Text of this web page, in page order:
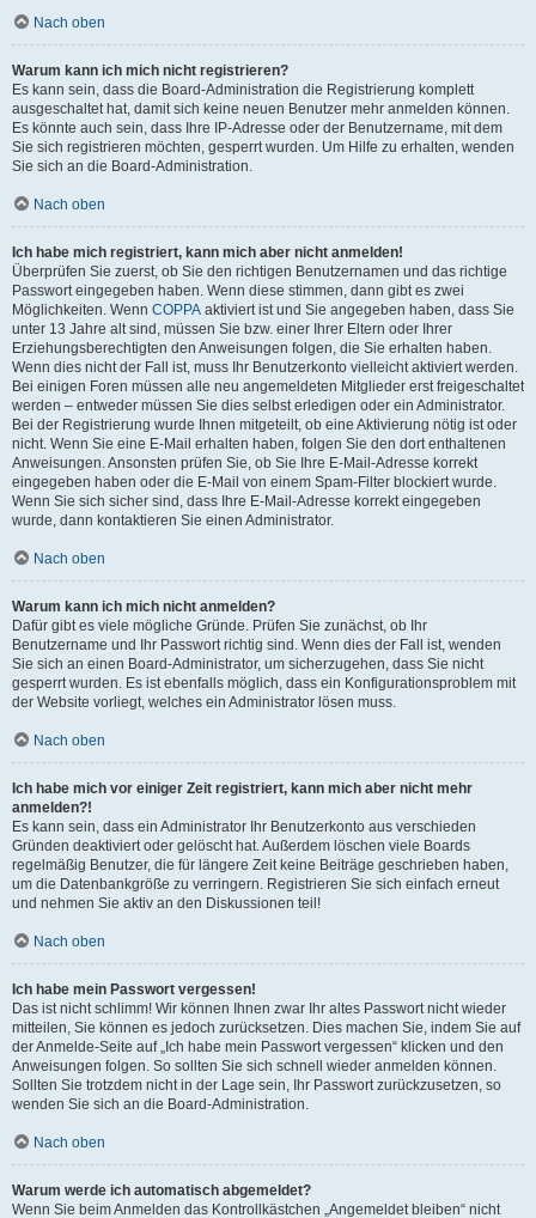
Nach oben
Warum kann ich mich nicht registrieren?
Es kann sein, dass die Board-Administration die Registrierung komplett
ausgeschaltet hat, damit sich keine neuen Benutzer mehr anmelden können.
Es könnte auch sein, dass Ihre IP-Adresse oder der Benutzername, mit dem
Sie sich registrieren möchten, gesperrt wurden. Um Hilfe zu erhalten, wenden
Sie sich an die Board-Administration.
Nach oben
Ich habe mich registriert, kann mich aber nicht anmelden!
Überprüfen Sie zuerst, ob Sie den richtigen Benutzernamen und das richtige
Passwort eingegeben haben. Wenn diese stimmen, dann gibt es zwei
Möglichkeiten. Wenn COPPA aktiviert ist und Sie angegeben haben, dass Sie
unter 13 Jahre alt sind, müssen Sie bzw. einer Ihrer Eltern oder Ihrer
Erziehungsberechtigten den Anweisungen folgen, die Sie erhalten haben.
Wenn dies nicht der Fall ist, muss Ihr Benutzerkonto vielleicht aktiviert werden.
Bei einigen Foren müssen alle neu angemeldeten Mitglieder erst freigeschaltet
werden – entweder müssen Sie dies selbst erledigen oder ein Administrator.
Bei der Registrierung wurde Ihnen mitgeteilt, ob eine Aktivierung nötig ist oder
nicht. Wenn Sie eine E-Mail erhalten haben, folgen Sie den dort enthaltenen
Anweisungen. Ansonsten prüfen Sie, ob Sie Ihre E-Mail-Adresse korrekt
eingegeben haben oder die E-Mail von einem Spam-Filter blockiert wurde.
Wenn Sie sich sicher sind, dass Ihre E-Mail-Adresse korrekt eingegeben
wurde, dann kontaktieren Sie einen Administrator.
Nach oben
Warum kann ich mich nicht anmelden?
Dafür gibt es viele mögliche Gründe. Prüfen Sie zunächst, ob Ihr
Benutzername und Ihr Passwort richtig sind. Wenn dies der Fall ist, wenden
Sie sich an einen Board-Administrator, um sicherzugehen, dass Sie nicht
gesperrt wurden. Es ist ebenfalls möglich, dass ein Konfigurationsproblem mit
der Website vorliegt, welches ein Administrator lösen muss.
Nach oben
Ich habe mich vor einiger Zeit registriert, kann mich aber nicht mehr
anmelden?!
Es kann sein, dass ein Administrator Ihr Benutzerkonto aus verschieden
Gründen deaktiviert oder gelöscht hat. Außerdem löschen viele Boards
regelmäßig Benutzer, die für längere Zeit keine Beiträge geschrieben haben,
um die Datenbankgröße zu verringern. Registrieren Sie sich einfach erneut
und nehmen Sie aktiv an den Diskussionen teil!
Nach oben
Ich habe mein Passwort vergessen!
Das ist nicht schlimm! Wir können Ihnen zwar Ihr altes Passwort nicht wieder
mitteilen, Sie können es jedoch zurücksetzen. Dies machen Sie, indem Sie auf
der Anmelde-Seite auf „Ich habe mein Passwort vergessen“ klicken und den
Anweisungen folgen. So sollten Sie sich schnell wieder anmelden können.
Sollten Sie trotzdem nicht in der Lage sein, Ihr Passwort zurückzusetzen, so
wenden Sie sich an die Board-Administration.
Nach oben
Warum werde ich automatisch abgemeldet?
Wenn Sie beim Anmelden das Kontrollkästchen „Angemeldet bleiben“ nicht